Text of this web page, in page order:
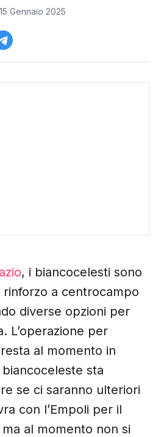
15 Gennaio 2025
, i biancocelesti sono
rinforzo a centrocampo
diverse opzioni per
L’operazione per
resta al momento in
sta
se ci saranno ulteriori
con l’Empoli per il
al momento non si